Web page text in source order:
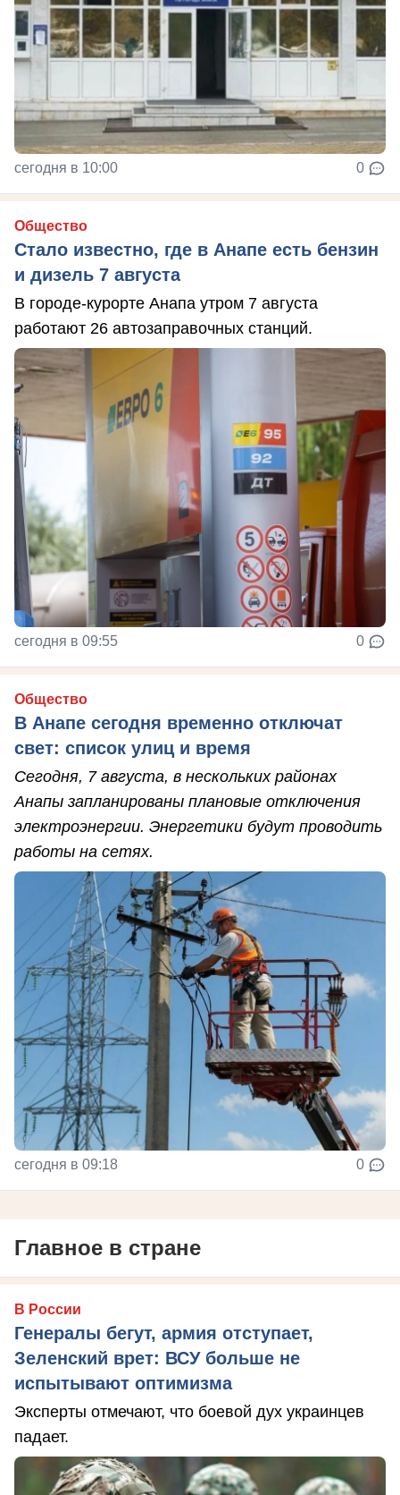
сегодня в 10:00 0
Общество
Стало известно, где в Анапе есть бензин
и дизель 7 августа
В городе-курорте Анапа утром 7 августа
работают 26 автозаправочных станций.
сегодня в 09:55 0
Общество
В Анапе сегодня временно отключат
свет: список улиц и время
Сегодня, 7 августа, в нескольких районах
Анапы запланированы плановые отключения
электроэнергии. Энергетики будут проводить
работы на сетях.
сегодня в 09:18 0
Главное в стране
В России
Генералы бегут, армия отступает,
Зеленский врет: ВСУ больше не
испытывают оптимизма
Эксперты отмечают, что боевой дух украинцев
падает.